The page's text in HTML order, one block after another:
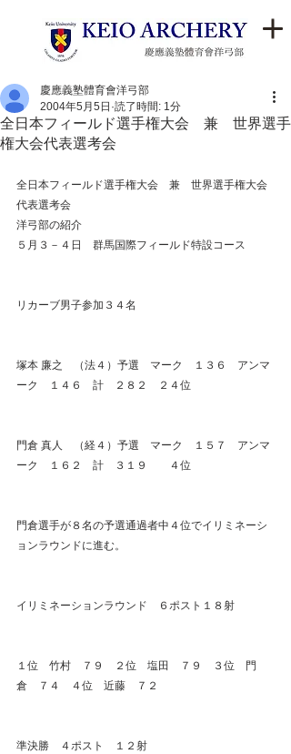
全日本フィールド選手権大会 兼 世界選手
権大会代表選考会
慶應義塾體育會洋弓部
2004年5月5日 読了時間: 1分
全日本フィールド選手権大会　兼　世界選手権大会
代表選考会
洋弓部の紹介
５月３－４日　群馬国際フィールド特設コース
リカーブ男子参加３４名
塚本 廉之　（法４）予選　マーク　１３６　アンマ
ーク　１４６　計　２８２　２４位
門倉 真人　（経４）予選　マーク　１５７　アンマ
ーク　１６２　計　３１９　　４位
門倉選手が８名の予選通過者中４位でイリミネーシ
ョンラウンドに進む。
イリミネーションラウンド　６ポスト１８射
１位　竹村　７９　２位　塩田　７９　３位　門
倉　７４　４位　近藤　７２
準決勝　４ポスト　１２射